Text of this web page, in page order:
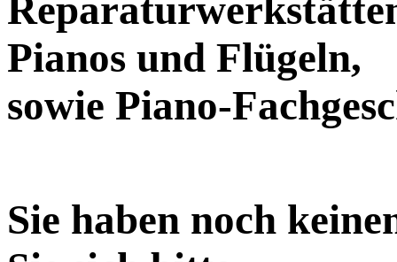
Pianos und Flügeln,
sowie Piano-
Sie haben noch